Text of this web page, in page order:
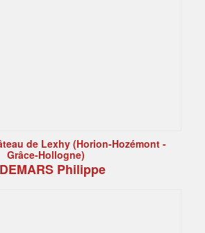
de Lexhy (Horion-Hozémont -
Grâce-Hollogne)
DEMARS Philippe